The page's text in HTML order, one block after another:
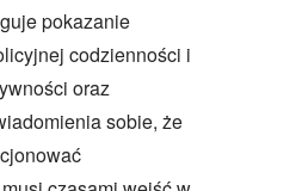
pokazanie
codzienności i
oraz
sobie, że